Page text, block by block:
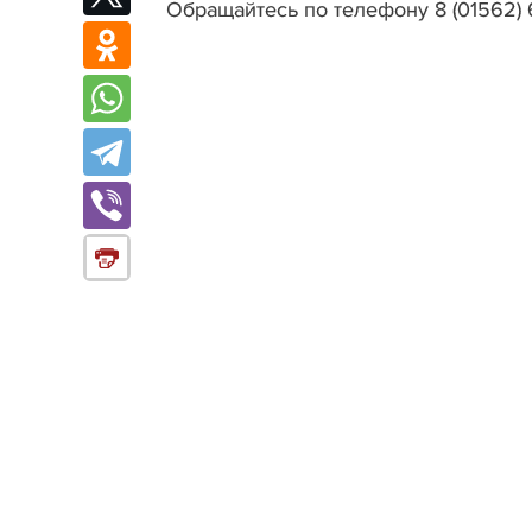
Обращайтесь по телефону 8 (01562)